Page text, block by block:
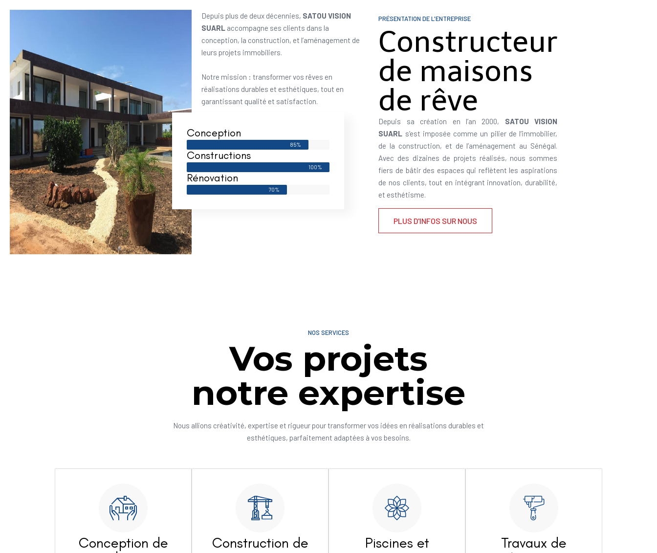
Depuis plus de deux décennies, SATOU VISION
SUARL accompagne ses clients dans la
conception, la construction, et l’aménagement de
leurs projets immobiliers.
Notre mission : transformer vos rêves en
réalisations durables et esthétiques, tout en
garantissant qualité et satisfaction.
Conception
85%
Constructions
100%
Rénovation
70%
PRÉSENTATION DE L'ENTREPRISE
Constructeur
de maisons
de rêve
Depuis sa création en l’an 2000, SATOU VISION
SUARL s’est imposée comme un pilier de l’immobilier,
de la construction, et de l’aménagement au Sénégal.
Avec des dizaines de projets réalisés, nous sommes
fiers de bâtir des espaces qui reflètent les aspirations
de nos clients, tout en intégrant innovation, durabilité,
et esthétisme.
PLUS D'INFOS SUR NOUS
NOS SERVICES
Vos projets
notre expertise
Nous allions créativité, expertise et rigueur pour transformer vos idées en réalisations durables et
esthétiques, parfaitement adaptées à vos besoins.
Conception de
Construction de
Piscines et
Travaux de